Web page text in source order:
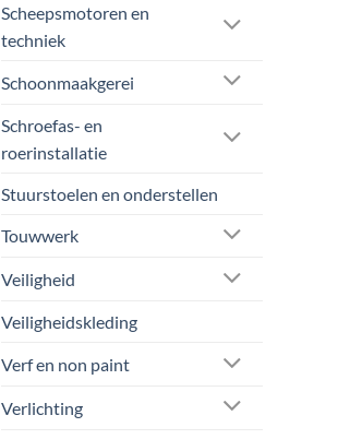
Scheepsmotoren en
techniek
Schoonmaakgerei
Schroefas- en
roerinstallatie
Stuurstoelen en onderstellen
Touwwerk
Veiligheid
Veiligheidskleding
Verf en non paint
Verlichting